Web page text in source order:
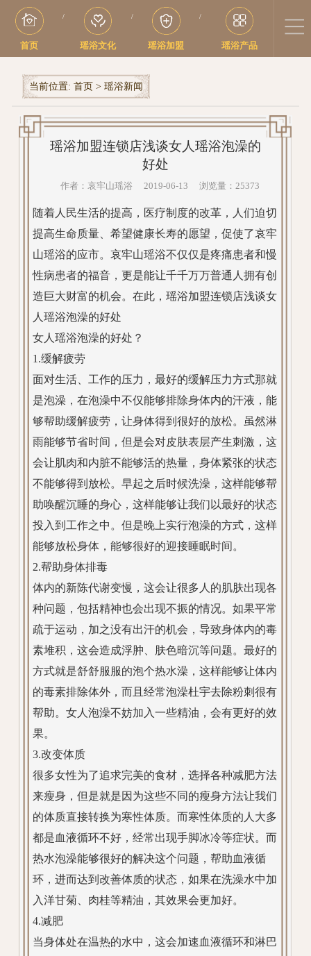
首页
/
瑶浴文化
/
瑶浴加盟
/
瑶浴产品
当前位置: 首页 > 瑶浴新闻
瑶浴加盟连锁店浅谈女人瑶浴泡澡的
好处
作者：哀牢山瑶浴 2019-06-13 浏览量：25373
随着人民生活的提高，医疗制度的改革，人们迫切
提高生命质量、希望健康长寿的愿望，促使了哀牢
山瑶浴的应市。哀牢山瑶浴不仅仅是疼痛患者和慢
性病患者的福音，更是能让千千万万普通人拥有创
造巨大财富的机会。在此，瑶浴加盟连锁店浅谈女
人瑶浴泡澡的好处
女人瑶浴泡澡的好处？
1.缓解疲劳
面对生活、工作的压力，最好的缓解压力方式那就
是泡澡，在泡澡中不仅能够排除身体内的汗液，能
够帮助缓解疲劳，让身体得到很好的放松。虽然淋
雨能够节省时间，但是会对皮肤表层产生刺激，这
会让肌肉和内脏不能够活的热量，身体紧张的状态
不能够得到放松。早起之后时候洗澡，这样能够帮
助唤醒沉睡的身心，这样能够让我们以最好的状态
投入到工作之中。但是晚上实行泡澡的方式，这样
能够放松身体，能够很好的迎接睡眠时间。
2.帮助身体排毒
体内的新陈代谢变慢，这会让很多人的肌肤出现各
种问题，包括精神也会出现不振的情况。如果平常
疏于运动，加之没有出汗的机会，导致身体内的毒
素堆积，这会造成浮肿、肤色暗沉等问题。最好的
方式就是舒舒服服的泡个热水澡，这样能够让体内
的毒素排除体外，而且经常泡澡杜宇去除粉刺很有
帮助。女人泡澡不妨加入一些精油，会有更好的效
果。
3.改变体质
很多女性为了追求完美的食材，选择各种减肥方法
来瘦身，但是就是因为这些不同的瘦身方法让我们
的体质直接转换为寒性体质。而寒性体质的人大多
都是血液循环不好，经常出现手脚冰冷等症状。而
热水泡澡能够很好的解决这个问题，帮助血液循
环，进而达到改善体质的状态，如果在洗澡水中加
入洋甘菊、肉桂等精油，其效果会更加好。
4.减肥
当身体处在温热的水中，这会加速血液循环和淋巴